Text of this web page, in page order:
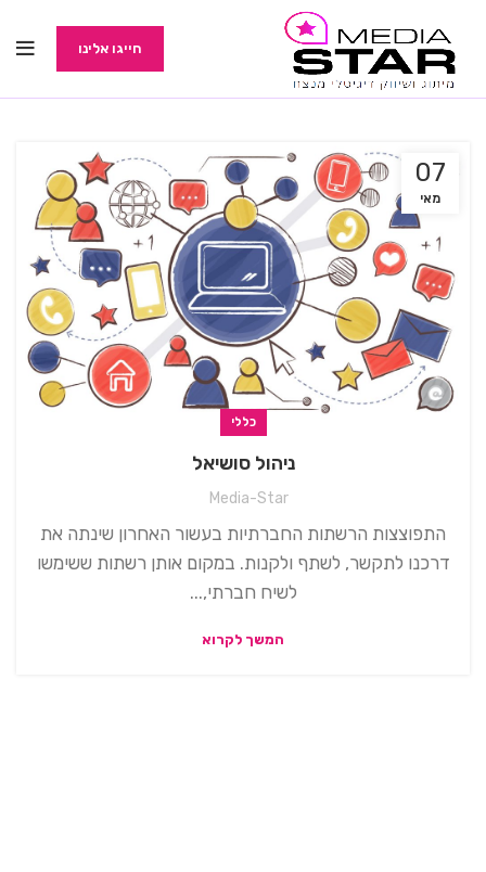
חייגו אלינו
07
מאי
כללי
ניהול סושיאל
Media-Star
התפוצצות הרשתות החברתיות בעשור האחרון שינתה את
דרכנו לתקשר, לשתף ולקנות. במקום אותן רשתות ששימשו
לשיח חברתי,...
המשך לקרוא